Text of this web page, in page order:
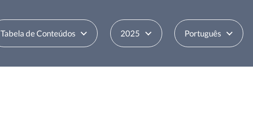
Tabela de Conteúdos 2025 Português